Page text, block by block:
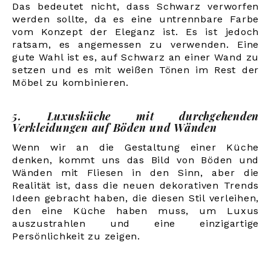
Das bedeutet nicht, dass Schwarz verworfen
werden sollte, da es eine untrennbare Farbe
vom Konzept der Eleganz ist. Es ist jedoch
ratsam, es angemessen zu verwenden. Eine
gute Wahl ist es, auf Schwarz an einer Wand zu
setzen und es mit weißen Tönen im Rest der
Möbel zu kombinieren.
5. Luxusküche mit durchgehenden
Verkleidungen auf Böden und Wänden
Wenn wir an die Gestaltung einer Küche
denken, kommt uns das Bild von Böden und
Wänden mit Fliesen in den Sinn, aber die
Realität ist, dass die neuen dekorativen Trends
Ideen gebracht haben, die diesen Stil verleihen,
den eine Küche haben muss, um Luxus
auszustrahlen und eine einzigartige
Persönlichkeit zu zeigen.